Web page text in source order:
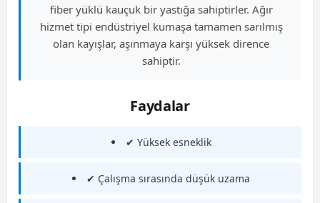
fiber yüklü kauçuk bir yastığa sahiptirler. Ağır
hizmet tipi endüstriyel kumaşa tamamen sarılmış
olan kayışlar, aşınmaya karşı yüksek dirence
sahiptir.
Faydalar
✔ Yüksek esneklik
✔ Çalışma sırasında düşük uzama